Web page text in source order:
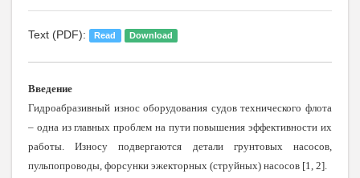
Text (PDF): Read Download
Введение
Гидроабразивный износ оборудования судов технического флота
– одна из главных проблем на пути повышения эффективности их
работы. Износу подвергаются детали грунтовых насосов,
пульпопроводы, форсунки эжекторных (струйных) насосов [1, 2].